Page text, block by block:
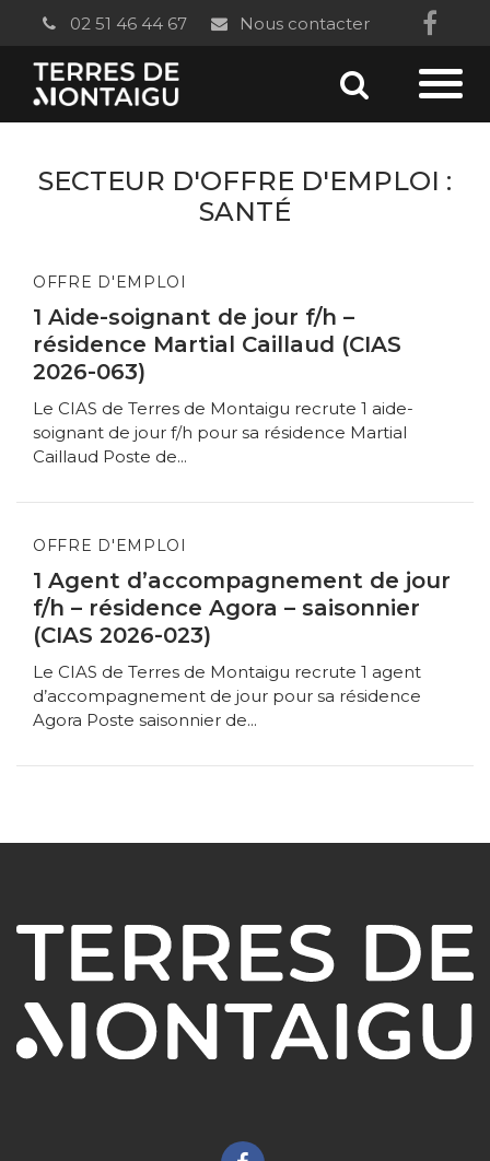
02 51 46 44 67 Nous contacter
Lien
vers
Aller
à
Aller
la
SECTEUR D'OFFRE D'EMPLOI :
SANTÉ
OFFRE D'EMPLOI
1 Aide-soignant de jour f/h –
résidence Martial Caillaud (CIAS
2026-063)
Le CIAS de Terres de Montaigu recrute 1 aide-
soignant de jour f/h pour sa résidence Martial
Caillaud Poste de...
OFFRE D'EMPLOI
1 Agent d’accompagnement de jour
f/h – résidence Agora – saisonnier
(CIAS 2026-023)
Le CIAS de Terres de Montaigu recrute 1 agent
d’accompagnement de jour pour sa résidence
Agora Poste saisonnier de...